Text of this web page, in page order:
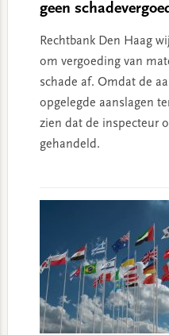
geen
Rechtbank Den Haag
om vergoeding van
schade af. Omdat de
opgelegde aanslagen
zien dat de inspecteur
gehandeld.